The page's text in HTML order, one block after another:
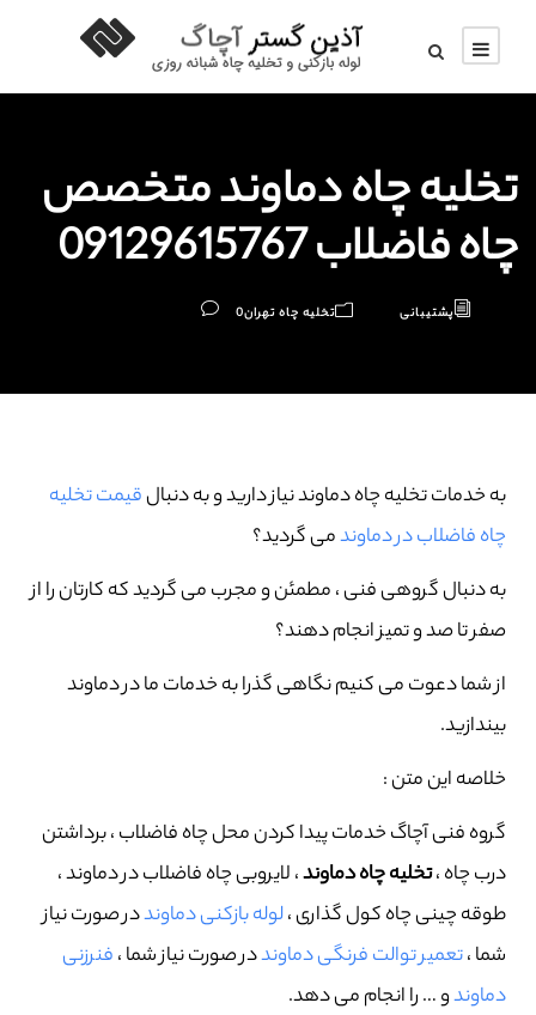
تخلیه چاه دماوند متخصص
چاه فاضلاب 09129615767
پشتیبانی تخلیه چاه تهران0
به خدمات تخلیه چاه دماوند نیاز دارید و به دنبالقیمت تخلیه
چاه فاضلاب در دماوندمی گردید؟
به دنبال گروهی فنی ، مطمئن و مجرب می گردید که کارتان را از
صفر تا صد و تمیز انجام دهند؟
از شما دعوت می کنیم نگاهی گذرا به خدمات ما در دماوند
بیندازید.
خلاصه این متن :
گروه فنی آچاگ خدمات پیدا کردن محل چاه فاضلاب ، برداشتن
درب چاه ،تخلیه چاه دماوند، لایروبی چاه فاضلاب در دماوند ،
طوقه چینی چاه کول گذاری ،لوله بازکنی دماونددر صورت نیاز
شما ،تعمیر توالت فرنگی دماونددر صورت نیاز شما ،فنرزنی
دماوندو … را انجام می دهد.